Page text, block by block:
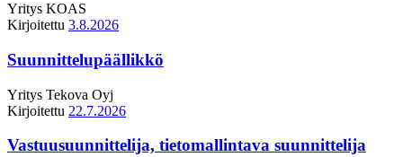
Yritys KOAS
Kirjoitettu 3.8.2026
Suunnittelupäällikkö
Yritys Tekova Oyj
Kirjoitettu 22.7.2026
Vastuusuunnittelija, tietomallintava suunnittelija